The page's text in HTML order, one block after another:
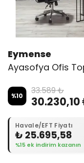
Eymense
Ayasofya Ofis
%10 33.589 ₺
30.230,10
Havale/EFT Fiyatı
₺ 25.695,58
%15 ek indirim kazanın